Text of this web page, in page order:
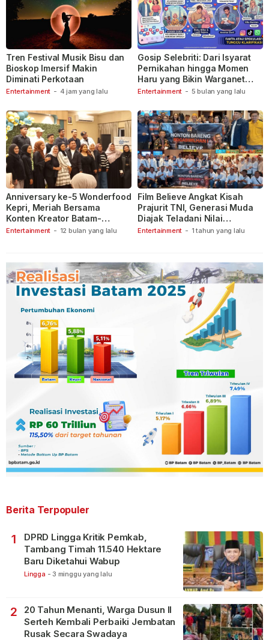
Entertainment - 4 jam yang lalu
Tren Festival Musik Bisu dan
Bioskop Imersif Makin
Diminati Perkotaan
Entertainment - 5 bulan yang lalu
Gosip Selebriti: Dari Isyarat
Pernikahan hingga Momen
Haru yang Bikin Warganet
Berspekulasi
Entertainment - 12 bulan yang lalu
Anniversary ke-5 Wonderfood
Kepri, Meriah Bersama
Konten Kreator Batam-
Tanjungpinang
Entertainment - 1 tahun yang lalu
Film Believe Angkat Kisah
Prajurit TNI, Generasi Muda
Diajak Teladani Nilai
Keberanian
Berita Terpopuler
1
DPRD Lingga Kritik Pemkab,
Tambang Timah 11.540 Hektare
Baru Diketahui Wabup
Lingga - 3 minggu yang lalu
2
20 Tahun Menanti, Warga Dusun II
Serteh Kembali Perbaiki Jembatan
Rusak Secara Swadaya